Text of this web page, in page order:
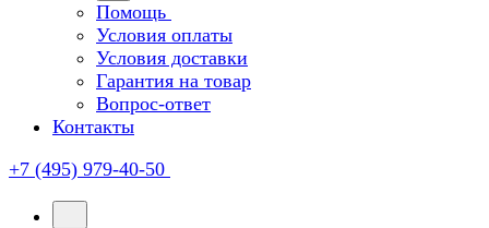
Помощь
Условия оплаты
Условия доставки
Гарантия на товар
Вопрос-ответ
Контакты
+7 (495) 979-40-50